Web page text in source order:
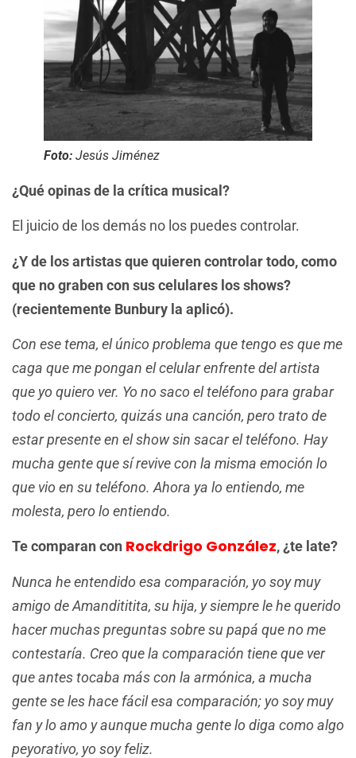
Foto: Jesús Jiménez
¿Qué opinas de la crítica musical?
El juicio de los demás no los puedes controlar.
¿Y de los artistas que quieren controlar todo, como
que no graben con sus celulares los shows?
(recientemente Bunbury la aplicó).
Con ese tema, el único problema que tengo es que me
caga que me pongan el celular enfrente del artista
que yo quiero ver. Yo no saco el teléfono para grabar
todo el concierto, quizás una canción, pero trato de
estar presente en el show sin sacar el teléfono. Hay
mucha gente que sí revive con la misma emoción lo
que vio en su teléfono. Ahora ya lo entiendo, me
molesta, pero lo entiendo.
Te comparan con Rockdrigo González, ¿te late?
Nunca he entendido esa comparación, yo soy muy
amigo de Amandititita, su hija, y siempre le he querido
hacer muchas preguntas sobre su papá que no me
contestaría. Creo que la comparación tiene que ver
que antes tocaba más con la armónica, a mucha
gente se les hace fácil esa comparación; yo soy muy
fan y lo amo y aunque mucha gente lo diga como algo
peyorativo, yo soy feliz.